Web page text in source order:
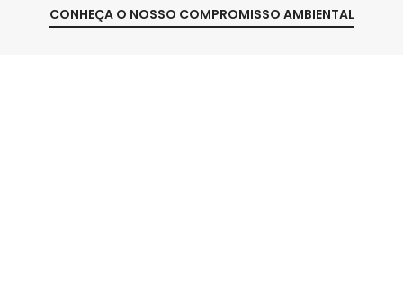
CONHEÇA O NOSSO COMPROMISSO AMBIENTAL